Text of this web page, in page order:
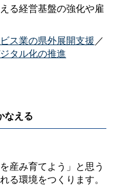
る経営基盤の強化や雇
ス業の県外展開支援／
タル化の推進
なえる
産み育てよう」と思う
る環境をつくります。